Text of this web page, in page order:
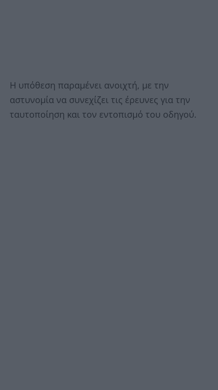
Η υπόθεση παραμένει ανοιχτή, με την
αστυνομία να συνεχίζει τις έρευνες για την
ταυτοποίηση και τον εντοπισμό του οδηγού.